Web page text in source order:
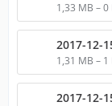
1,33 MB –
2017-12-
1,31 MB –
2017-12-